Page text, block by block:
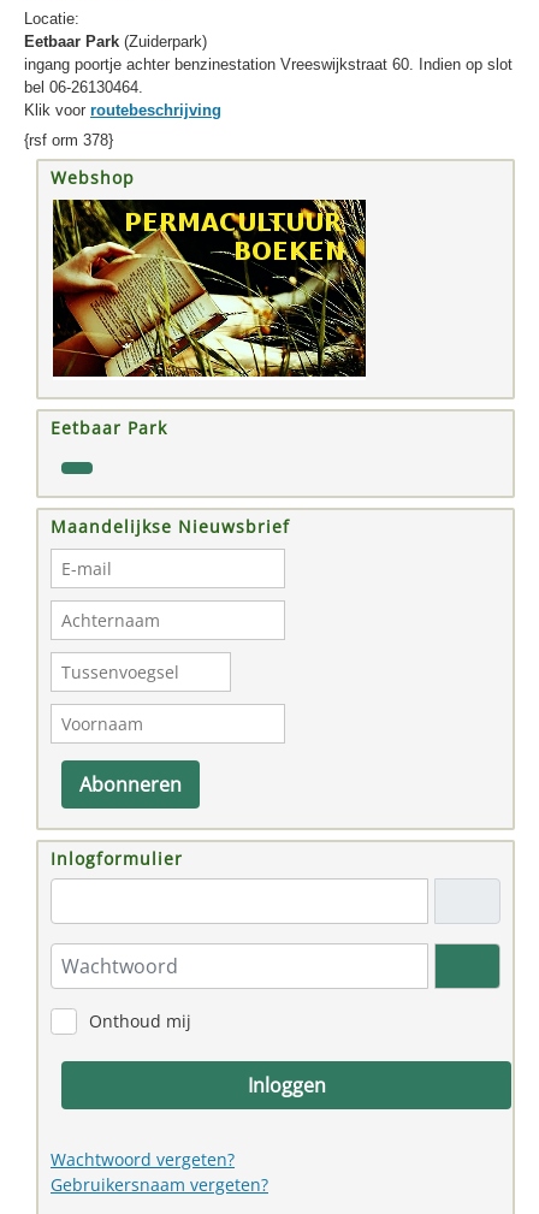
Locatie:
Eetbaar Park (Zuiderpark)
ingang poortje achter benzinestation Vreeswijkstraat 60. Indien op slot
bel 06-26130464.
Klik voor routebeschrijving
{rsf orm 378}
Webshop
Eetbaar Park
Maandelijkse Nieuwsbrief
Abonneren
Inlogformulier
Wachtwoord
Toon
Onthoud mij
Inloggen
Wachtwoord vergeten?
Gebruikersnaam vergeten?